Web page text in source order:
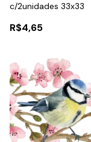
c/2unidades 33x33
R$4,65